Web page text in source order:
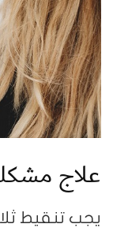
علاج
يجب تنقيط